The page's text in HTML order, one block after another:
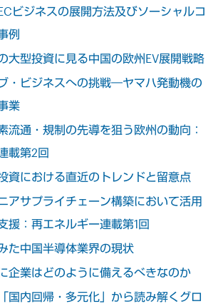
ビジネスの展開方法及びソーシャルコ
例
大型投資に見る中国の欧州EV展開戦略
・ビジネスへの挑戦―ヤマハ発動機の
業
流通・規制の先導を狙う欧州の動向：
載第2回
資における直近のトレンドと留意点
アサプライチェーン構築において活用
援：再エネルギー連載第1回
た中国半導体業界の現状
企業はどのように備えるべきなのか
国内回帰・多元化」から読み解くグロ